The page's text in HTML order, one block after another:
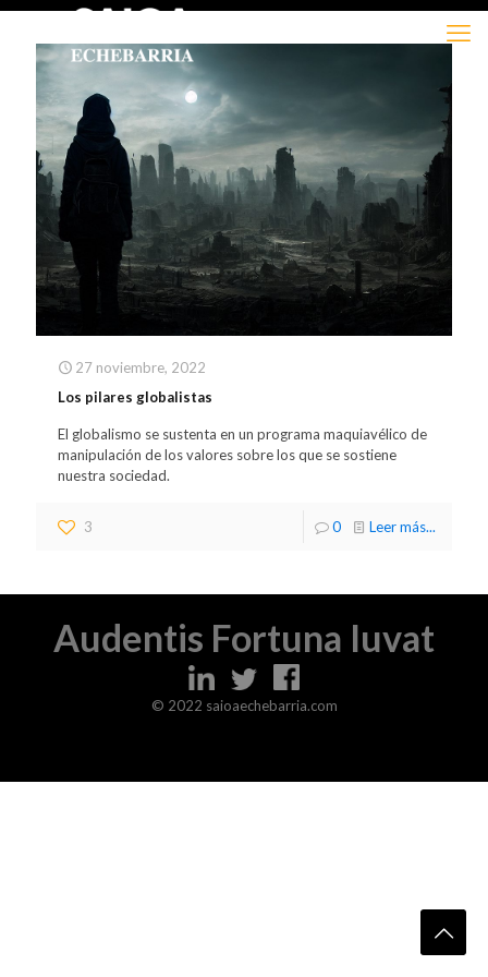
27 noviembre, 2022
Los pilares globalistas
El globalismo se sustenta en un programa maquiavélico de
manipulación de los valores sobre los que se sostiene
nuestra sociedad.
3 0 Leer más...
Audentis Fortuna Iuvat
© 2022 saioaechebarria.com